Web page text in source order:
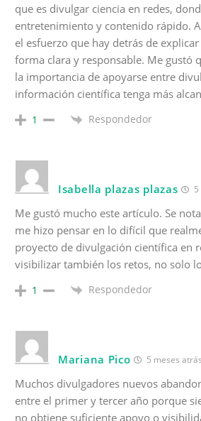
que es divulgar ciencia en redes,
entretenimiento y contenido rápido.
el esfuerzo que hay detrás de
forma clara y responsable. Me gustó
la importancia de apoyarse entre
información científica tenga más
1 Respondedor
Isabella plazas plazas
Me gustó mucho este artículo. Se
me hizo pensar en lo difícil que
proyecto de divulgación científica en
visibilizar también los retos, no solo
1 Respondedor
Mariana Pico 5 meses atrás
Muchos divulgadores nuevos
entre el primer y tercer año porque
no obtiene suficiente apoyo o